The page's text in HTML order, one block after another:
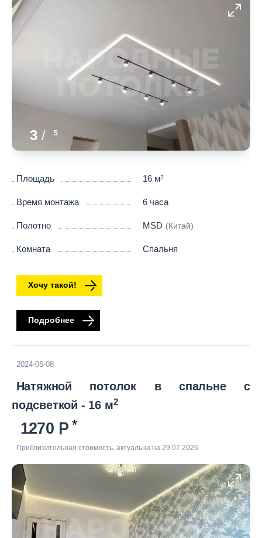
3 / 5
Площадь 16 м2
Время монтажа 6 часа
Полотно MSD (Китай)
Комната Спальня
Хочу такой!
Подробнее
2024-05-08
Натяжной потолок в спальне с
подсветкой - 16 м2
1270
Приблизительная стоимость, актуальна на 29 07 2026